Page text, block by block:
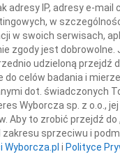
adresy IP, adresy e-
w
w swoich serwisach,
zgody jest
udzieloną przejdź
celów badania i
dot. świadczonych
Wyborcza sp. z o.o., jej
to zrobić przejdź do
sprzeciwu i
i Polityce